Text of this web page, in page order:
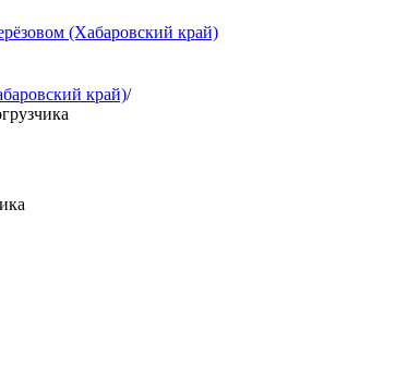
(Хабаровский край)
край)/